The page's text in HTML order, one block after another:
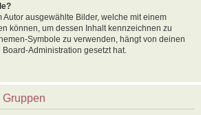
Autor ausgewählte Bilder, welche mit einem
können, um dessen Inhalt kennzeichnen zu
Symbole zu verwenden, hängt von deinen
Administration gesetzt hat.
Gruppen